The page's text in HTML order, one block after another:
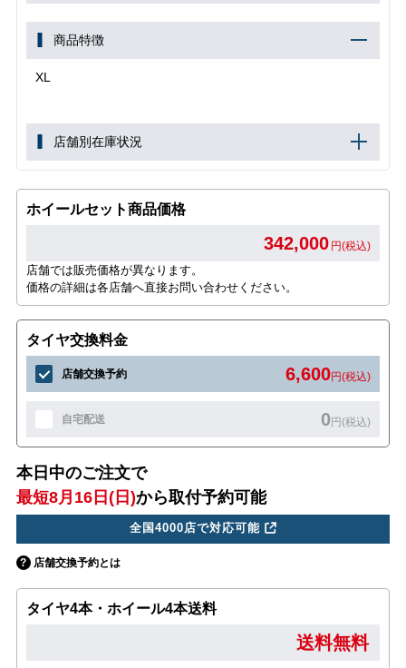
商品特徴
XL
店舗別在庫状況
ホイールセット商品価格
342,000 円(税込)
店舗では販売価格が異なります。
価格の詳細は各店舗へ直接お問い合わせください。
タイヤ交換料金
店舗交換予約 6,600円(税込)
自宅配送 0円(税込)
本日中のご注文で
最短8月16日(日)から取付予約可能
全国4000店で対応可能
店舗交換予約とは
タイヤ4本・ホイール4本送料
送料無料